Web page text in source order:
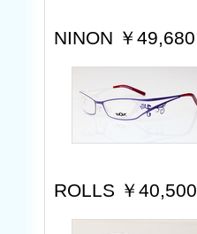
NINON ￥49,680
ROLLS ￥40,500